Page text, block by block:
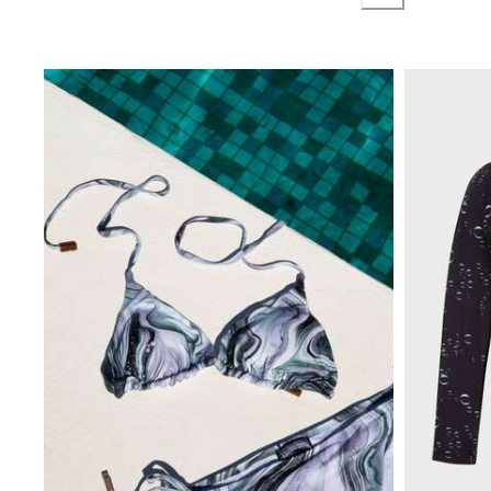
Ver todo Accesorios
Sombreros y Gorras
Gorra
Gorro
Ver todo Sombreros y Gorras
Toallas & pareo
Toallas
Toalla de algodón
Pareo
Ver todo Toallas & pareo
Bolsas
Bolsos y bolsas de playa